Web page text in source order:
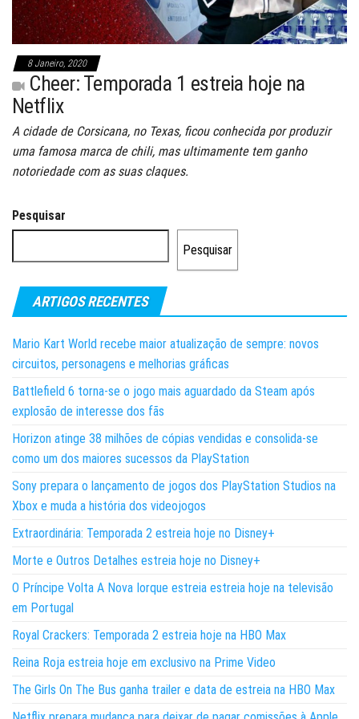
8 Janeiro, 2020
Cheer: Temporada 1 estreia hoje na
Netflix
A cidade de Corsicana, no Texas, ficou conhecida por produzir
uma famosa marca de chili, mas ultimamente tem ganho
notoriedade com as suas claques.
Pesquisar
Pesquisar
ARTIGOS RECENTES
Mario Kart World recebe maior atualização de sempre: novos
circuitos, personagens e melhorias gráficas
Battlefield 6 torna-se o jogo mais aguardado da Steam após
explosão de interesse dos fãs
Horizon atinge 38 milhões de cópias vendidas e consolida-se
como um dos maiores sucessos da PlayStation
Sony prepara o lançamento de jogos dos PlayStation Studios na
Xbox e muda a história dos videojogos
Extraordinária: Temporada 2 estreia hoje no Disney+
Morte e Outros Detalhes estreia hoje no Disney+
O Príncipe Volta A Nova Iorque estreia estreia hoje na televisão
em Portugal
Royal Crackers: Temporada 2 estreia hoje na HBO Max
Reina Roja estreia hoje em exclusivo na Prime Video
The Girls On The Bus ganha trailer e data de estreia na HBO Max